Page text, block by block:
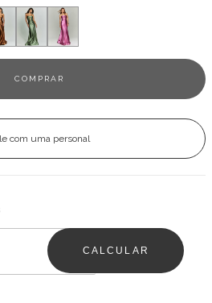
com uma personal
CALCULAR